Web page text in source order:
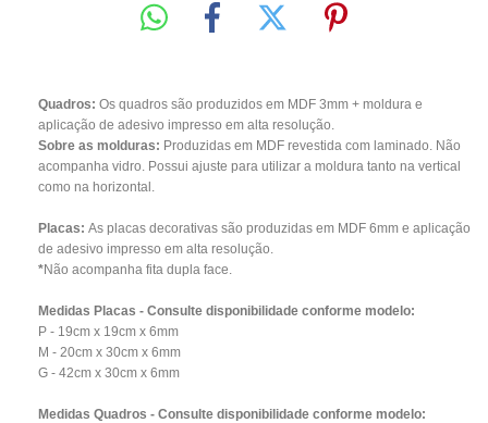
Quadros: Os quadros são produzidos em MDF 3mm + moldura e
aplicação de adesivo impresso em alta resolução.
Sobre as molduras: Produzidas em MDF revestida com laminado. Não
acompanha vidro. Possui ajuste para utilizar a moldura tanto na vertical
como na horizontal.
Placas: As placas decorativas são produzidas em MDF 6mm e aplicação
de adesivo impresso em alta resolução.
*Não acompanha fita dupla face.
Medidas Placas - Consulte disponibilidade conforme modelo:
P - 19cm x 19cm x 6mm
M - 20cm x 30cm x 6mm
G - 42cm x 30cm x 6mm
Medidas Quadros - Consulte disponibilidade conforme modelo: